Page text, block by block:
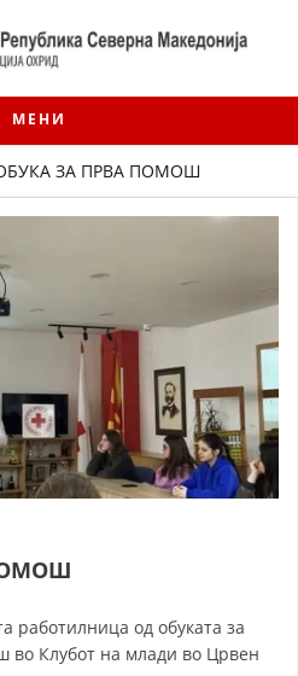
МЕНИ
НА ЦКРМ
НА ДВИЖЕЊЕТО
ОРГАНИЗАЦИЈАТА
ТЕЛА
ЗА ПРВА ПОМОШ
работилница од обуката за
во Клубот на млади во Црвен